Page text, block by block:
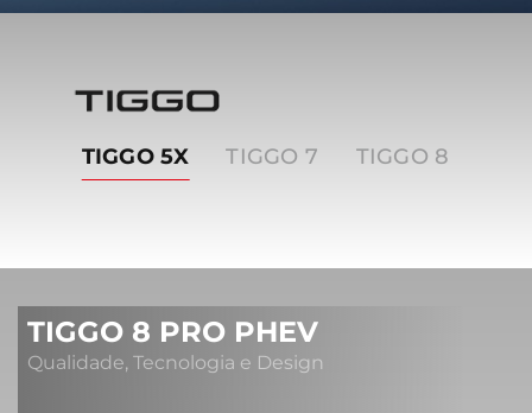
Tiggo
TIGGO 5X TIGGO 7 TIGGO 8
TIGGO 8 PRO PHEV
Qualidade, Tecnologia e Design